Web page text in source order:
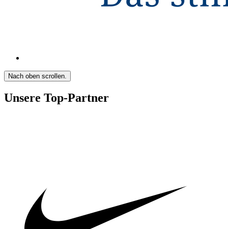
Nach oben scrollen.
Unsere Top-Partner